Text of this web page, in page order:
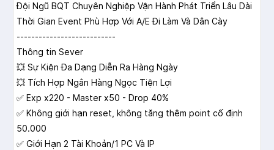
Đội Ngũ BQT Chuyên Nghiệp Vận Hành Phát Triển Lâu Dài
Thời Gian Event Phù Hợp Với A/E Đi Làm Và Dân Cày
---------------------------
Thông tin Sever
💥 Sự Kiện Đa Dạng Diễn Ra Hàng Ngày
💥 Tích Hợp Ngân Hàng Ngọc Tiện Lợi
✅ Exp x220 - Master x50 - Drop 40%
✅ Không giới hạn reset, không tăng thêm point cố định
50.000
✅ Giới Hạn 2 Tài Khoản/1 PC Và IP